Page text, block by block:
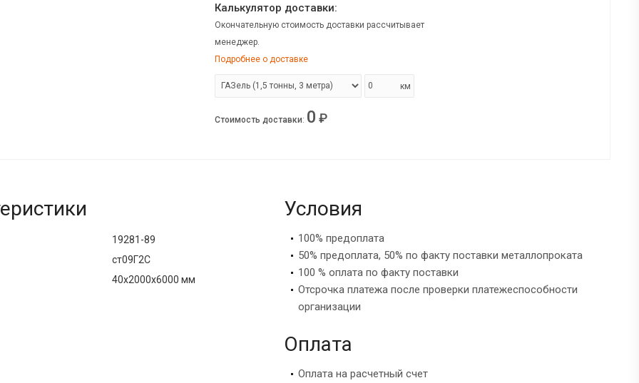
Калькулятор доставки:
Окончательную стоимость доставки рассчитывает
менеджер.
Подробнее о доставке
км
Стоимость доставки: 0 ₽
19281-89
ст09Г2С
40х2000х6000 мм
Условия
100% предоплата
50% предоплата, 50% по факту поставки металлопроката
100 % оплата по факту поставки
Отсрочка платежа после проверки платежеспособности
организации
Оплата
Оплата на расчетный счет